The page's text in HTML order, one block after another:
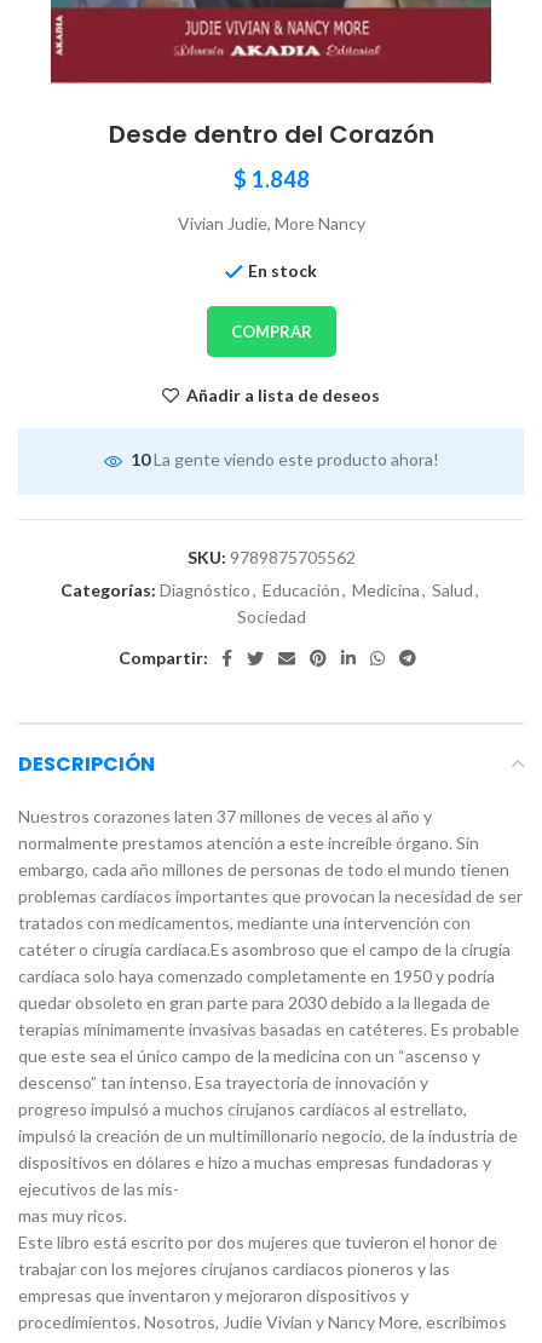
Desde dentro del Corazón
$ 1.848
Vivian Judie, More Nancy
En stock
COMPRAR
Añadir a lista de deseos
10 La gente viendo este producto ahora!
SKU: 9789875705562
Categorías: Diagnóstico, Educación, Medicina, Salud,
Sociedad
Compartir:
DESCRIPCIÓN
Nuestros corazones laten 37 millones de veces al año y
normalmente prestamos atención a este increíble órgano. Sin
embargo, cada año millones de personas de todo el mundo tienen
problemas cardíacos importantes que provocan la necesidad de ser
tratados con medicamentos, mediante una intervención con
catéter o cirugía cardíaca.Es asombroso que el campo de la cirugía
cardíaca solo haya comenzado completamente en 1950 y podría
quedar obsoleto en gran parte para 2030 debido a la llegada de
terapias mínimamente invasivas basadas en catéteres. Es probable
que este sea el único campo de la medicina con un “ascenso y
descenso” tan intenso. Esa trayectoria de innovación y
progreso impulsó a muchos cirujanos cardiacos al estrellato,
impulsó la creación de un multimillonario negocio, de la industria de
dispositivos en dólares e hizo a muchas empresas fundadoras y
ejecutivos de las mis-
mas muy ricos.
Este libro está escrito por dos mujeres que tuvieron el honor de
trabajar con los mejores cirujanos cardíacos pioneros y las
empresas que inventaron y mejoraron dispositivos y
procedimientos. Nosotros, Judie Vivian y Nancy More, escribimos